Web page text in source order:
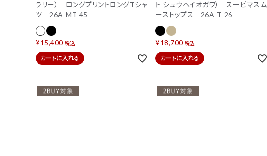
アウター バッグ
シューズ
アクセサリー
ACCOUNT MENU
ラリー）｜ロングプリントロングTシャ
ツ｜26A-MT-45
¥15,400 税込
カートに入れる
ト シュウヘイオガワ）｜スーピマスム
ーストップス｜26A-T-26
¥18,700 税込
カートに入れる